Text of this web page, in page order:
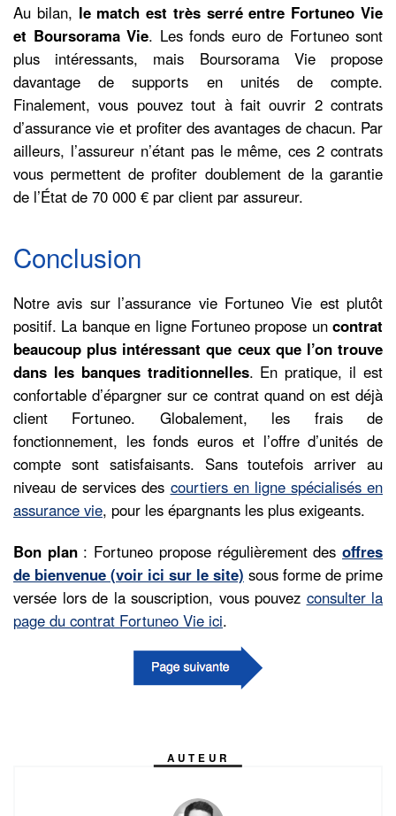
Au bilan, le match est très serré entre Fortuneo Vie
et Boursorama Vie. Les fonds euro de Fortuneo sont
plus intéressants, mais Boursorama Vie propose
davantage de supports en unités de compte.
Finalement, vous pouvez tout à fait ouvrir 2 contrats
d’assurance vie et profiter des avantages de chacun. Par
ailleurs, l’assureur n’étant pas le même, ces 2 contrats
vous permettent de profiter doublement de la garantie
de l’État de 70 000 € par client par assureur.
Conclusion
Notre avis sur l’assurance vie Fortuneo Vie est plutôt
positif. La banque en ligne Fortuneo propose un contrat
beaucoup plus intéressant que ceux que l’on trouve
dans les banques traditionnelles. En pratique, il est
confortable d’épargner sur ce contrat quand on est déjà
client Fortuneo. Globalement, les frais de
fonctionnement, les fonds euros et l’offre d’unités de
compte sont satisfaisants. Sans toutefois arriver au
niveau de services des courtiers en ligne spécialisés en
assurance vie, pour les épargnants les plus exigeants.
Bon plan: Fortuneo propose régulièrement desoffres
de bienvenue (voir ici sur le site) sous forme de prime
versée lors de la souscription, vous pouvez consulter la
page du contrat Fortuneo Vie ici.
AUTEUR